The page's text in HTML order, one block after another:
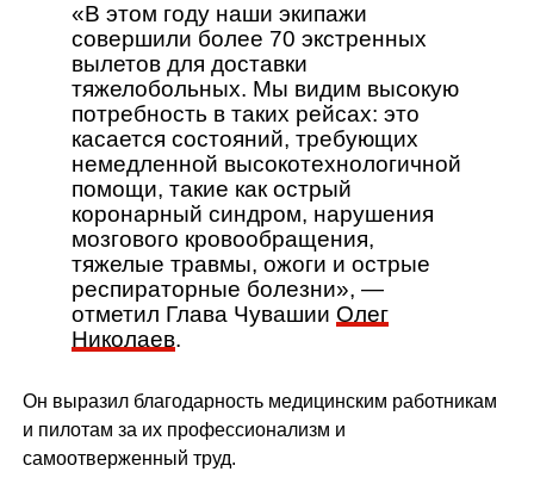
«В этом году наши экипажи
совершили более 70 экстренных
вылетов для доставки
тяжелобольных. Мы видим высокую
потребность в таких рейсах: это
касается состояний, требующих
немедленной высокотехнологичной
помощи, такие как острый
коронарный синдром, нарушения
мозгового кровообращения,
тяжелые травмы, ожоги и острые
респираторные болезни», —
отметил Глава Чувашии Олег
Николаев.
Он выразил благодарность медицинским работникам
и пилотам за их профессионализм и
самоотверженный труд.